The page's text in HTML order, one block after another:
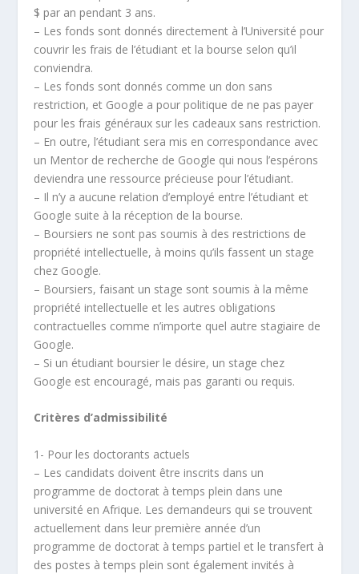
$ par an pendant 3 ans.
– Les fonds sont donnés directement à l’Université pour
couvrir les frais de l’étudiant et la bourse selon qu’il
conviendra.
– Les fonds sont donnés comme un don sans
restriction, et Google a pour politique de ne pas payer
pour les frais généraux sur les cadeaux sans restriction.
– En outre, l’étudiant sera mis en correspondance avec
un Mentor de recherche de Google qui nous l’espérons
deviendra une ressource précieuse pour l’étudiant.
– Il n’y a aucune relation d’employé entre l’étudiant et
Google suite à la réception de la bourse.
– Boursiers ne sont pas soumis à des restrictions de
propriété intellectuelle, à moins qu’ils fassent un stage
chez Google.
– Boursiers, faisant un stage sont soumis à la même
propriété intellectuelle et les autres obligations
contractuelles comme n’importe quel autre stagiaire de
Google.
– Si un étudiant boursier le désire, un stage chez
Google est encouragé, mais pas garanti ou requis.
Critères d’admissibilité
1- Pour les doctorants actuels
– Les candidats doivent être inscrits dans un
programme de doctorat à temps plein dans une
université en Afrique. Les demandeurs qui se trouvent
actuellement dans leur première année d’un
programme de doctorat à temps partiel et le transfert à
des postes à temps plein sont également invités à